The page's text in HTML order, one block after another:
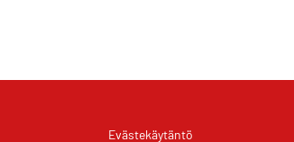
Evästekäytäntö